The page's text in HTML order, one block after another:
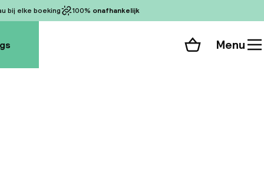
bij elke boeking 100% onafhankelijk
Winkelmand
Menu